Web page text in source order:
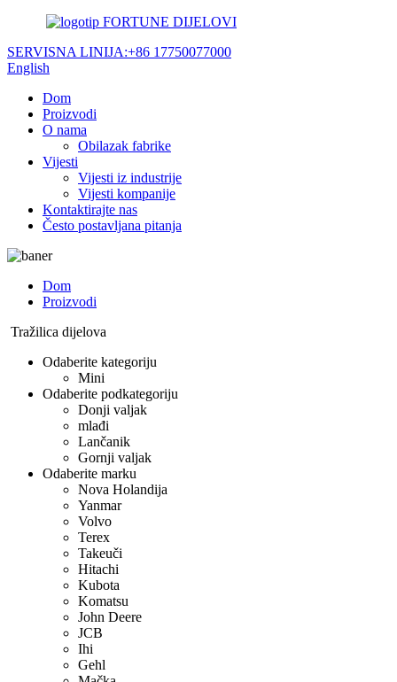
FORTUNE DIJELOVI
SERVISNA LINIJA:+86 17750077000
English
Dom
Proizvodi
O nama
Obilazak fabrike
Vijesti
Vijesti iz industrije
Vijesti kompanije
Kontaktirajte nas
Često postavljana pitanja
Dom
Proizvodi
Tražilica dijelova
Odaberite kategoriju
Mini
Odaberite podkategoriju
Donji valjak
mlađi
Lančanik
Gornji valjak
Odaberite marku
Nova Holandija
Yanmar
Volvo
Terex
Takeuči
Hitachi
Kubota
Komatsu
John Deere
JCB
Ihi
Gehl